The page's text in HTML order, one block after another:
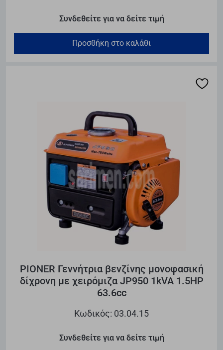
Συνδεθείτε για να δείτε τιμή
Προσθήκη στο καλάθι
PIONER Γεννήτρια βενζίνης μονοφασική
δίχρονη με χειρόμιζα JP950 1kVA 1.5HP
63.6cc
Κωδικός: 03.04.15
Συνδεθείτε για να δείτε τιμή